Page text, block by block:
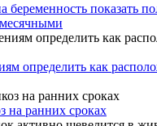
беременность показать
месячными
определить как
на ранних сроках